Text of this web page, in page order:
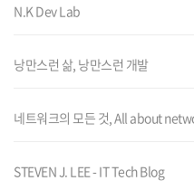
N.K Dev Lab
낭만스런 삶, 낭만스런 개발
네트워크의 모든 것, All about
STEVEN J. LEE - IT Tech Blog